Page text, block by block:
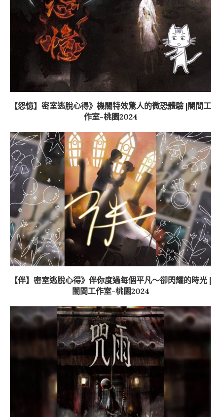
【怨憶】密室逃脫心得》機關特效驚人的微恐體驗 |闇間工
作室-桃園2024
【伴】密室逃脫心得》伴你度過每個平凡～卻閃耀的時光 |
闇間工作室-桃園2024